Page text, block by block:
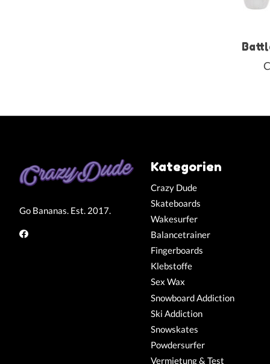
Go Bananas. Est. 2017.
Kategorien
Crazy Dude
Skateboards
Wakesurfer
Balancetrainer
Fingerboards
Klebstoffe
Sex Wax
Snowboard Addiction
Ski Addiction
Snowskates
Powdersurfer
Vermietung & Test